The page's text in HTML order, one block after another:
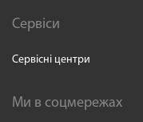
Сервіси
Сервісні центри
Ми в соцмережах